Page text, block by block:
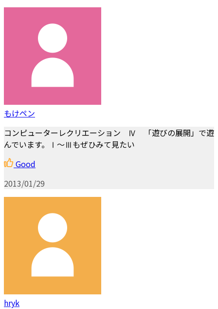
もけペン
コンピューターレクリエーション Ⅳ 「遊びの展開」で遊
んでいます。Ⅰ～Ⅲもぜひみて見たい
Good
2013/01/29
hryk